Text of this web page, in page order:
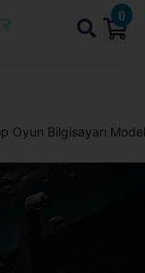
0
Oyun Bilgisayarı